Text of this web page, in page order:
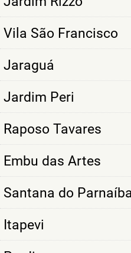
Vila São Francisco
Jaraguá
Jardim Peri
Raposo Tavares
Embu das Artes
Santana do
Itapevi